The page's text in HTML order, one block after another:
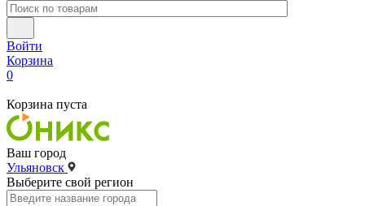
Войти
Корзина
0
Корзина пуста
Ваш город
Ульяновск
Выберите свой регион